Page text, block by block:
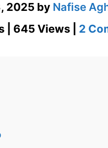
2025 by Nafise
| 645 Views | 2